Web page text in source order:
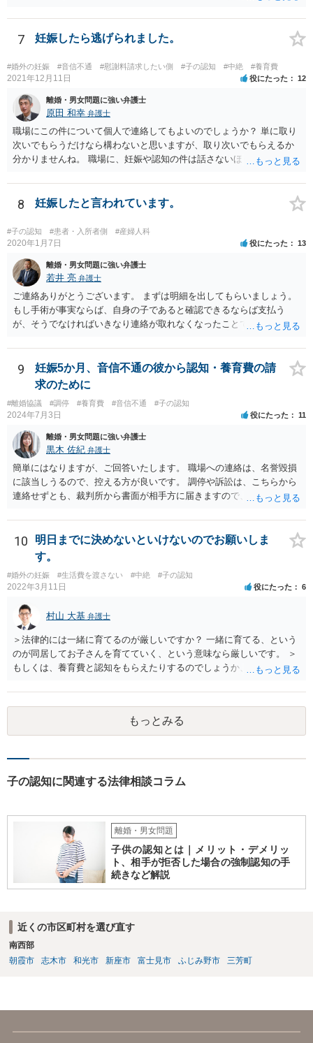
7 妊娠したら逃げられました。
#婚外の妊娠 #音信不通 #慰謝料請求したい側 #子の認知 #中絶 #養育費
2021年12月11日 役にたった 12
離婚・男女問題に強い弁護士
原田 和幸 弁護士
職場にこの件について個人で連絡してもよいのでしょうか？ 単に取り
次いでもらうだけなら構わないと思いますが、取り次いでもらえるか
分かりませんね。 職場に、妊娠や認知の件は話さないほうがよいと思
難しいと思われれば、弁護士に入ってもらうことも検討されてくださ
い。 一度、お近くの弁護士に相談されてみてもよいと思います。
8 妊娠したと言われています。
#子の認知 #患者・入所者側 #産婦人科
2020年1月7日 役にたった 13
離婚・男女問題に強い弁護士
若井 亮 弁護士
ご連絡ありがとうございます。 まずは明細を出してもらいましょう。
もし手術が事実ならば、自身の子であると確認できるならば支払う
が、そうでなければいきなり連絡が取れなくなったことで不信感もあ
してはいかがでしょうか。 代理人となる場合ですが、事務所ごとにま
ちまちです。 弊所の場合、交渉をお受けするとなると20万円くらいが
多いかと思います。
9
妊娠5か月、音信不通の彼から認知・養育費の請
求のために
#離婚協議 #調停 #養育費 #音信不通 #子の認知
2024年7月3日 役にたった 11
離婚・男女問題に強い弁護士
黒木 佐紀 弁護士
簡単にはなりますが、ご回答いたします。 職場への連絡は、名誉毀損
に該当しうるので、控える方が良いです。 調停や訴訟は、こちらから
連絡せずとも、裁判所から書面が相手方に届きますので、連絡不要で
いのであれば、調停や訴訟をするしかないかと思います。
10
明日までに決めないといけないのでお願いしま
す。
#婚外の妊娠 #生活費を渡さない #中絶 #子の認知
2022年3月11日 役にたった 6
村山 大基 弁護士
＞法律的には一緒に育てるのが厳しいですか？ 一緒に育てる、という
のが同居してお子さんを育てていく、という意味なら厳しいです。 ＞
もしくは、養育費と認知をもらえたりするのでしょうか、 相手が認知
す。 また、認知されたことを前提に、父親として子を養う義務があり
ますので、 養育費を請求できます。 ただ、極端な話相手に収入がなか
ったり、行方不明だったりすると、実際上の回収が難しい可能性はあ
ります。
もっとみる
子の認知に関連する法律相談コラム
離婚・男女問題
子供の認知とは｜メリット・デメリッ
ト、相手が拒否した場合の強制認知の手
続きなど解説
近くの市区町村を選び直す
南西部
朝霞市
志木市 和光市 新座市 富士見市 ふじみ野市 三芳町